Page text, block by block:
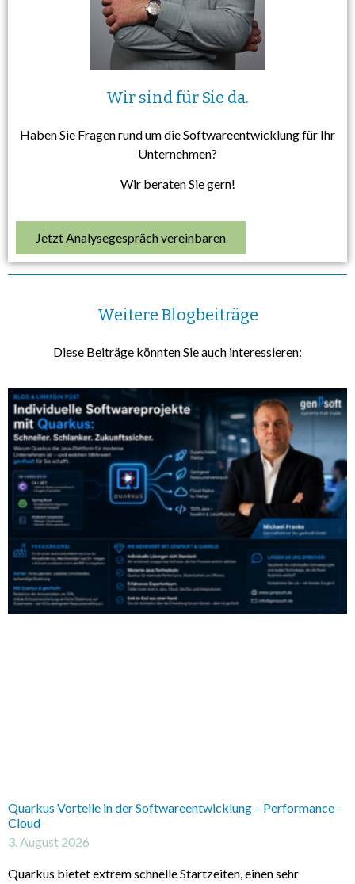
Wir sind für Sie da.
Haben Sie Fragen rund um die Softwareentwicklung für Ihr
Unternehmen?
Wir beraten Sie gern!
Jetzt Analysegespräch vereinbaren
Weitere Blogbeiträge
Diese Beiträge könnten Sie auch interessieren:
Quarkus Vorteile in der Softwareentwicklung – Performance –
Cloud
3. August 2026
Quarkus bietet extrem schnelle Startzeiten, einen sehr